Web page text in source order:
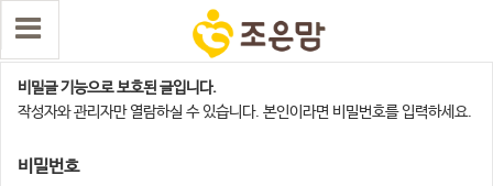
수원,오산지점
비밀글 기능으로 보호된 글입니다.
작성자와 관리자만 열람하실 수 있습니다. 본인이라면 비밀번호를 입력하세요.
비밀번호